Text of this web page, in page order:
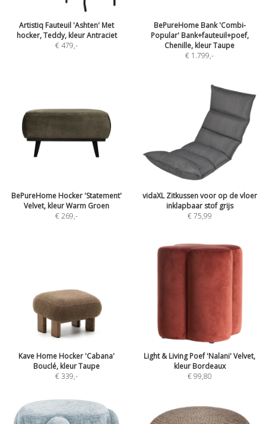
Artistiq Fauteuil 'Ashten' Met
hocker, Teddy, kleur Antraciet
€ 479,-
BePureHome Bank 'Combi-
Popular' Bank+fauteuil+poef,
Chenille, kleur Taupe
€ 1.799,-
BePureHome Hocker 'Statement'
Velvet, kleur Warm Groen
€ 269,-
vidaXL Zitkussen voor op de vloer
inklapbaar stof grijs
€ 75,99
Kave Home Hocker 'Cabana'
Bouclé, kleur Taupe
€ 339,-
Light & Living Poef 'Nalani' Velvet,
kleur Bordeaux
€ 99,80